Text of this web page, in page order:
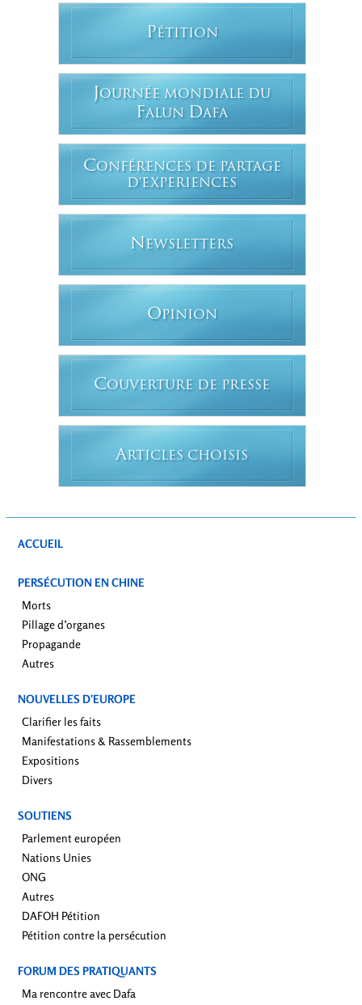
PÉTITION
JOURNÉE MONDIALE DU
FALUN DAFA
CONFÉRENCES DE PARTAGE
D'EXPERIENCES
N EWSLETTERS
OPINION
COUVERTURE DE PRESSE
ARTICLES CHOISIS
ACCUEIL
PERSÉCUTION EN CHINE
Morts
Pillage d’organes
Propagande
Autres
NOUVELLES D’EUROPE
Clarifier les faits
Manifestations & Rassemblements
Expositions
Divers
SOUTIENS
Parlement européen
Nations Unies
ONG
Autres
DAFOH Pétition
Pétition contre la persécution
FORUM DES PRATIQUANTS
Ma rencontre avec Dafa